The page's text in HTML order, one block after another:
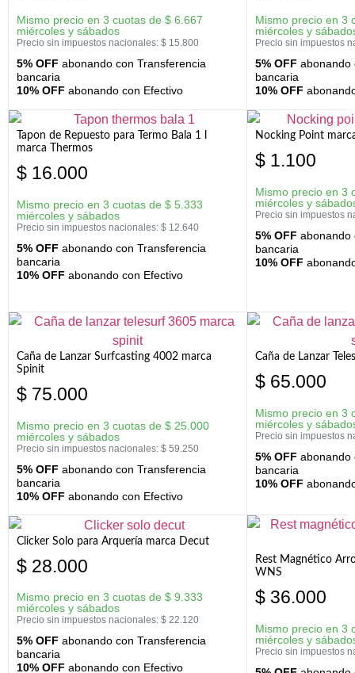
Mismo precio en 3 cuotas de $ 6.667
miércoles y sábados
Precio sin impuestos nacionales: $ 15.800
5% OFF abonando con Transferencia
bancaria
10% OFF abonando con Efectivo
Mismo precio en 3
miércoles y
Precio sin impuestos
5% OFF abonando
bancaria
10% OFF
Tapon de Repuesto para Termo Bala 1 l
marca Thermos
$ 16.000
Mismo precio en 3 cuotas de $ 5.333
miércoles y sábados
Precio sin impuestos nacionales: $ 12.640
5% OFF abonando con Transferencia
bancaria
10% OFF abonando con Efectivo
Nocking Point
$ 1.100
Mismo precio en 3
miércoles y
Precio sin impuestos
5% OFF abonando
bancaria
10% OFF
Caña de Lanzar Surfcasting 4002 marca
Spinit
$ 75.000
Mismo precio en 3 cuotas de $ 25.000
miércoles y sábados
Precio sin impuestos nacionales: $ 59.250
5% OFF abonando con Transferencia
bancaria
10% OFF abonando con Efectivo
Caña de Lanzar
$ 65.000
Mismo precio en 3
miércoles y
Precio sin impuestos
5% OFF abonando
bancaria
10% OFF
Clicker Solo para Arquería marca Decut
$ 28.000
Mismo precio en 3 cuotas de $ 9.333
miércoles y sábados
Precio sin impuestos nacionales: $ 22.120
5% OFF abonando con Transferencia
bancaria
10% OFF abonando con Efectivo
Rest Magnético
WNS
$ 36.000
Mismo precio en 3
miércoles y
Precio sin impuestos